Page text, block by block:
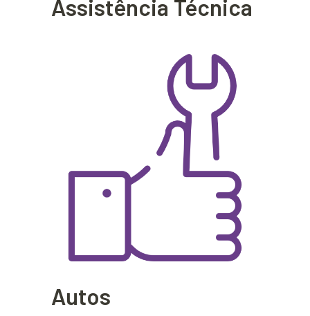
Assistência Técnica
Autos